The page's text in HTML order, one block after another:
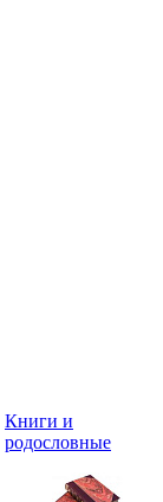
Книги и
родословные